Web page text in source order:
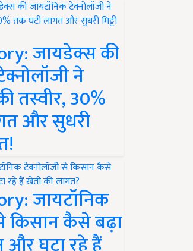
जायडेक्स की
ने
तस्वीर, 30%
और सुधरी
जायटॉनिक
किसान कैसे बढ़ा